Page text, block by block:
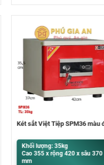
Két sắt Việt Tiệp SPM36 màu đỏ
Khối lượng: 35kg
Cao 355 x rộng 420 x sâu 370
mm